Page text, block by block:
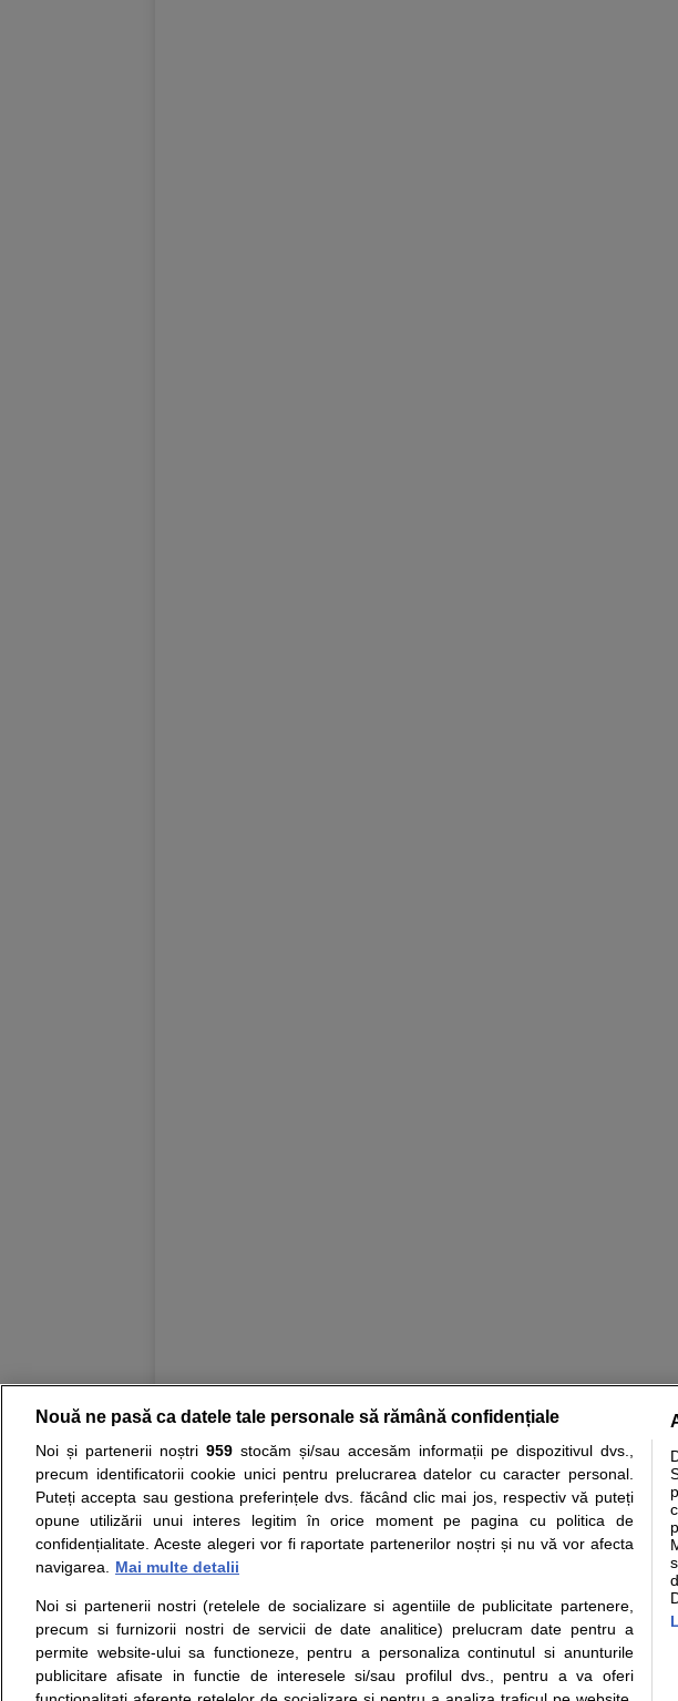
Resurse: Autoevaluare simptome Interpretare analize Specialitati
Opiniile avizate ale medicilor, sfaturile si orice alte informatii despre sanatate
nici diagnosticul stabilit in urma investigatiilor si analizelor medicale. Va sfatuim,
ii punem la dispozitie pentru programare in sistemul de programari la medic
Despre noi
Contact
Intrebari frecvente
Consultanti
Termeni si conditii
Politica de
confidentialitate
Politica de cookie
Drepturile
Protectia
ANPC
Solutionarea
Litigiilor
Nouă ne pasă ca datele tale personale să rămână confidențiale
Noi și partenerii noștri 959stocăm și/sau accesăm informații pe dispozitivul dvs.,
precum identificatorii cookie unici pentru prelucrarea datelor cu caracter personal.
Puteți accepta sau gestiona preferințele dvs. făcând clic mai jos, respectiv vă puteți
opune utilizării unui interes legitim în orice moment pe pagina cu politica de
confidențialitate. Aceste alegeri vor fi raportate partenerilor noștri și nu vă vor afecta
navigarea.
Mai multe detalii
Noi si partenerii nostri (retelele de socializare si agentiile de publicitate partenere,
precum si furnizorii nostri de servicii de date analitice) prelucram date pentru a
permite website-ului sa functioneze, pentru a personaliza continutul si anunturile
publicitare afisate in functie de interesele si/sau profilul dvs., pentru a va oferi